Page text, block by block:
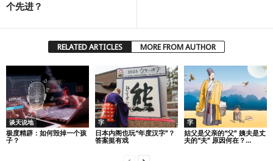
个先进？
RELATED ARTICLES MORE FROM AUTHOR
谈天说地
极度精辟：如何毁掉一个孩
子？
字
日本内阁也玩“年度汉字”？
答案挺有戏
字
姑父是父亲的“父” 姨夫是丈
夫的“夫” 原因何在？...